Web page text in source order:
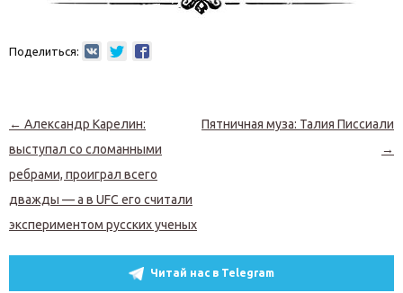
Поделиться:
Навигация по записям
← Александр Карелин:
выступал со сломанными
ребрами, проиграл всего
дважды — а в UFC его считали
экспериментом русских ученых
Пятничная муза: Талия Писсиали
→
Читай нас в Telegram